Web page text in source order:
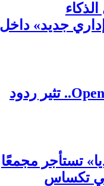
جديد» داخل
أول رحلة فاخرة من OpenAI.. تثير ردود
تستأجر مجمعًا
في تكساس